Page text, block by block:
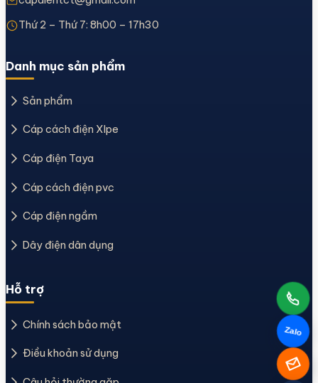
Thứ 2 – Thứ 7: 8h00 – 17h30
Danh mục sản phẩm
Sản phẩm
Cáp cách điện Xlpe
Cáp điện Taya
Cáp cách điện pvc
Cáp điện ngầm
Dây điện dân dụng
Hỗ trợ
Chính sách bảo mật
Điều khoản sử dụng
Zalo